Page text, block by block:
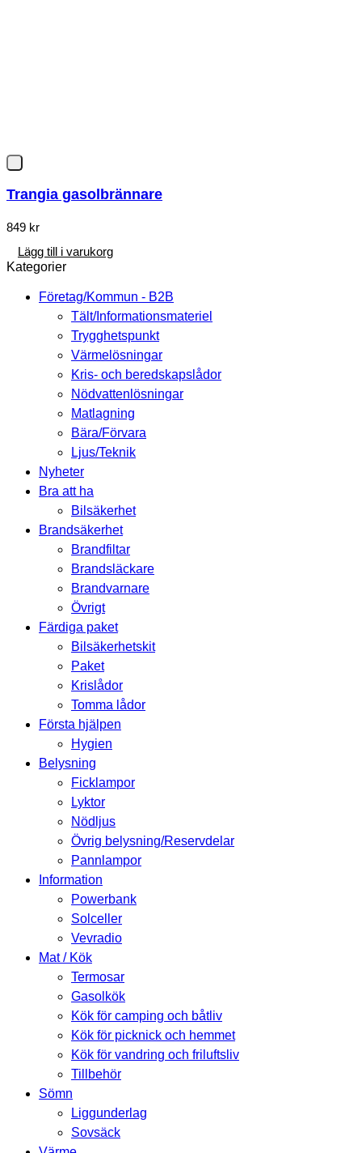
Trangia gasolbrännare
849 kr
Lägg till i varukorg
Kategorier
Företag/Kommun - B2B
Tält/Informationsmateriel
Trygghetspunkt
Värmelösningar
Kris- och beredskapslådor
Nödvattenlösningar
Matlagning
Bära/Förvara
Ljus/Teknik
Nyheter
Bra att ha
Bilsäkerhet
Brandsäkerhet
Brandfiltar
Brandsläckare
Brandvarnare
Övrigt
Färdiga paket
Bilsäkerhetskit
Paket
Krislådor
Tomma lådor
Första hjälpen
Hygien
Belysning
Ficklampor
Lyktor
Nödljus
Övrig belysning/Reservdelar
Pannlampor
Information
Powerbank
Solceller
Vevradio
Mat / Kök
Termosar
Gasolkök
Kök för camping och båtliv
Kök för picknick och hemmet
Kök för vandring och friluftsliv
Tillbehör
Sömn
Liggunderlag
Sovsäck